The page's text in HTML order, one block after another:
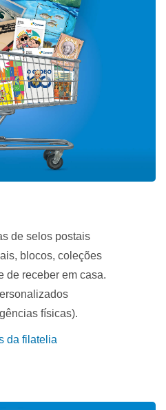
de selos postais
blocos, coleções
de receber em casa.
físicas).
da filatelia